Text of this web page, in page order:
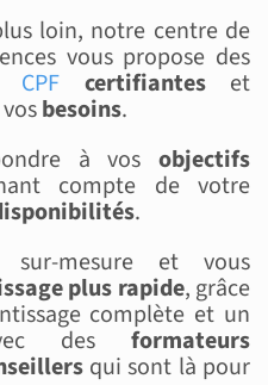
loin, notre centre de
vous propose des
CPF certifianteset
besoins.
à vosobjectifs
compte de votre
.
mesure et vous
plus rapide, grâce
complète et un
desformateurs
qui sont là pour